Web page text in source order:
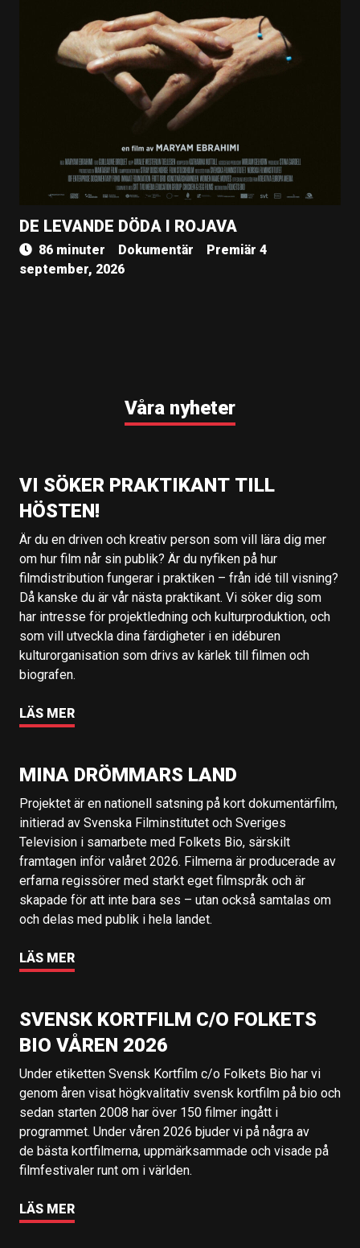
DE LEVANDE DÖDA I ROJAVA
86 minuter Dokumentär
Premiär 4
september, 2026
Våra nyheter
VI SÖKER PRAKTIKANT TILL
HÖSTEN!
Är du en driven och kreativ person som vill lära dig mer
om hur film når sin publik? Är du nyfiken på hur
filmdistribution fungerar i praktiken – från idé till visning?
Då kanske du är vår nästa praktikant. Vi söker dig som
har intresse för projektledning och kulturproduktion, och
som vill utveckla dina färdigheter i en idéburen
kulturorganisation som drivs av kärlek till filmen och
biografen.
LÄS MER
MINA DRÖMMARS LAND
Projektet är en nationell satsning på kort dokumentärfilm,
initierad av Svenska Filminstitutet och Sveriges
Television i samarbete med Folkets Bio, särskilt
framtagen inför valåret 2026. Filmerna är producerade av
erfarna regissörer med starkt eget filmspråk och är
skapade för att inte bara ses – utan också samtalas om
och delas med publik i hela landet.
LÄS MER
SVENSK KORTFILM C/O FOLKETS
BIO VÅREN 2026
Under etiketten Svensk Kortfilm c/o Folkets Bio har vi
genom åren visat högkvalitativ svensk kortfilm på bio och
sedan starten 2008 har över 150 filmer ingått i
programmet. Under våren 2026 bjuder vi på några av
de bästa kortfilmerna, uppmärksammade och visade på
filmfestivaler runt om i världen.
LÄS MER